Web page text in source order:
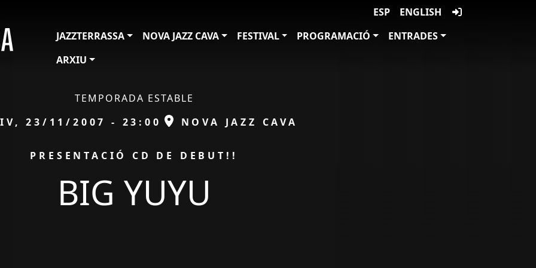
ESP
ENGLISH
JAZZTERRASSA
NOVA JAZZ CAVA FESTIVAL PROGRAMACIÓ
ENTRADES
ARXIU
TEMPORADA ESTABLE
23/11/2007 - 23:00 ESPAI
NOVA JAZZ CAVA
PRESENTACIÓ CD DE DEBUT!!
BIG YUYU